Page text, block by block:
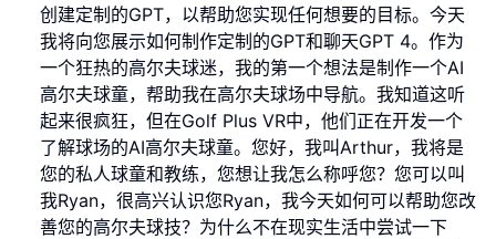
创建定制的GPT，以帮助您实现任何想要的目标。今天
我将向您展示如何制作定制的GPT和聊天GPT 4。作为
一个狂热的高尔夫球迷，我的第一个想法是制作一个AI
高尔夫球童，帮助我在高尔夫球场中导航。我知道这听
起来很疯狂，但在Golf Plus VR中，他们正在开发一个
了解球场的AI高尔夫球童。您好，我叫Arthur，我将是
您的私人球童和教练，您想让我怎么称呼您？您可以叫
我Ryan，很高兴认识您Ryan，我今天如何可以帮助您改
善您的高尔夫球技？为什么不在现实生活中尝试一下